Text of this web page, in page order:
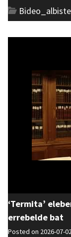
‘Termita’
errebelde bat
Posted on 2026-07-